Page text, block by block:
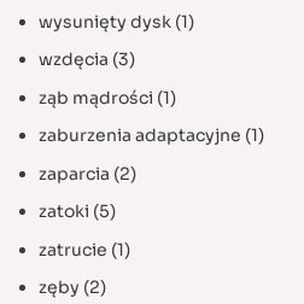
wysunięty dysk(1)
wzdęcia (3)
ząb mądrości (1)
zaburzenia adaptacyjne (1)
zaparcia (2)
zatoki (5)
zatrucie (1)
zęby (2)